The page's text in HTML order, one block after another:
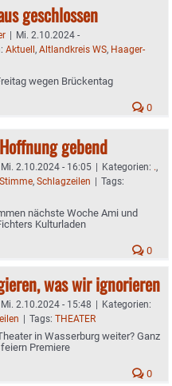
geschlossen
| Mi. 2.10.2024 -
Aktuell, Altlandkreis WS, Haager-
wegen Brückentag
0
gebend
Mi. 2.10.2024 - 16:05 | Kategorien: .,
, Schlagzeilen | Tags:
nächste Woche Ami und
Kulturladen
0
was wir ignorieren
Mi. 2.10.2024 - 15:48 | Kategorien:
| Tags: THEATER
in Wasserburg weiter? Ganz
feiern Premiere
0